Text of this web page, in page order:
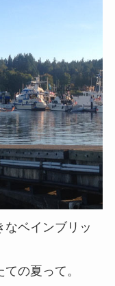
なベインブリッ
の夏って。